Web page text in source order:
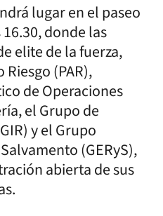
lugar en el paseo
donde las
elite de la fuerza,
(PAR),
de Operaciones
el Grupo de
y el Grupo
(GERyS),
abierta de sus